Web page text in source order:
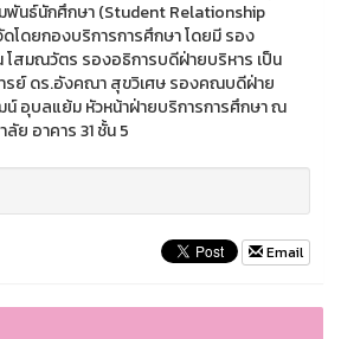
พันธ์นักศึกษา (Student Relationship
โดยกองบริการการศึกษา โดยมี รอง
สมณวัตร รองอธิการบดีฝ่ายบริหาร เป็น
รย์ ดร.อังคณา สุขวิเศษ รองคณบดีฝ่าย
อุบลแย้ม หัวหน้าฝ่ายบริการการศึกษา ณ
ย อาคาร 31 ชั้น 5
Email